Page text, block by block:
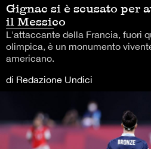
Gignac si è scusato per
il Messico
L'attaccante della Francia, fuori
olimpica, è un monumento
americano.
di Redazione Undici